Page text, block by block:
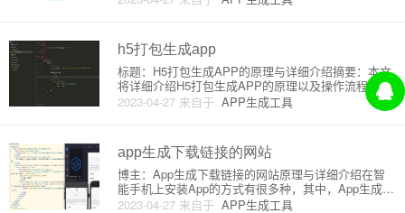
复杂的任务，尤其是对那些没有编程基础的人来说。
自己的移动应用的人提供
h5打包生成app
2023-04-27 来自于 APP生成工具
标题：H5打包生成APP的原理与详细介绍摘要：本文
将详细介绍H5打包生成APP的原理以及操作流程，助
您轻松将H5页面打包成一个功能完善的APP。一、H5
与APP的关系H5（HTML5）是一种用于构建网页的标
app生成下载链接的网站
2023-04-27 来自于 APP生成工具
博主：App生成下载链接的网站原理与详细介绍在智
能手机上安装App的方式有很多种，其中，App生成下
载链接的网站就是一个非常方便的方式。它们通常提